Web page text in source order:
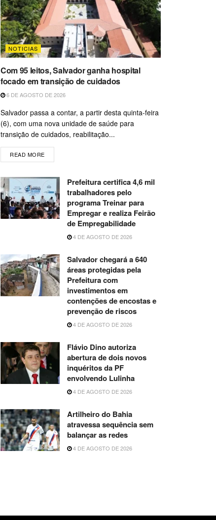
NOTICIAS
Com 95 leitos, Salvador ganha hospital
focado em transição de cuidados
6 DE AGOSTO DE 2026
Salvador passa a contar, a partir desta quinta-feira
(6), com uma nova unidade de saúde para
transição de cuidados, reabilitação...
READ MORE
Prefeitura certifica 4,6 mil
trabalhadores pelo
programa Treinar para
Empregar e realiza Feirão
de Empregabilidade
4 DE AGOSTO DE 2026
Salvador chegará a 640
áreas protegidas pela
Prefeitura com
investimentos em
contenções de encostas e
prevenção de riscos
4 DE AGOSTO DE 2026
Flávio Dino autoriza
abertura de dois novos
inquéritos da PF
envolvendo Lulinha
4 DE AGOSTO DE 2026
Artilheiro do Bahia
atravessa sequência sem
balançar as redes
4 DE AGOSTO DE 2026